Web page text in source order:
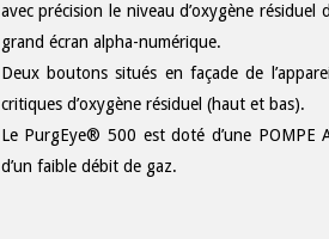
avec précision le niveau d’oxygène
grand écran alpha-numérique.
Deux boutons situés en façade de
critiques d’oxygène résiduel (haut et bas).
Le PurgEye® 500 est doté d’une POMPE
d’un faible débit de gaz.